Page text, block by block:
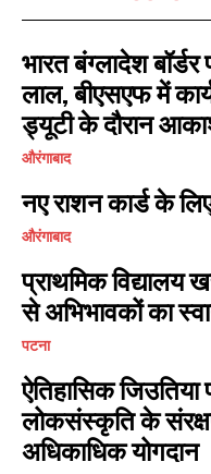
I
I've read and accept
भारत बंग्लादेश
लाल, बीएसएफ में
ड्यूटी के दौरान
औरंगाबाद
नए राशन कार्ड के
औरंगाबाद
प्राथमिक विद्यालय
से अभिभावकों का
पटना
ऐतिहासिक जिउतिया
लोकसंस्कृति के
अधिकाधिक योगदान